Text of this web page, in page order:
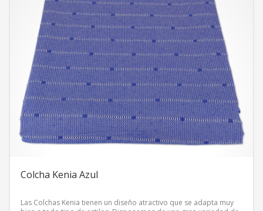
Colcha Kenia Azul
Las Colchas Kenia tienen un diseño atractivo que se adapta muy